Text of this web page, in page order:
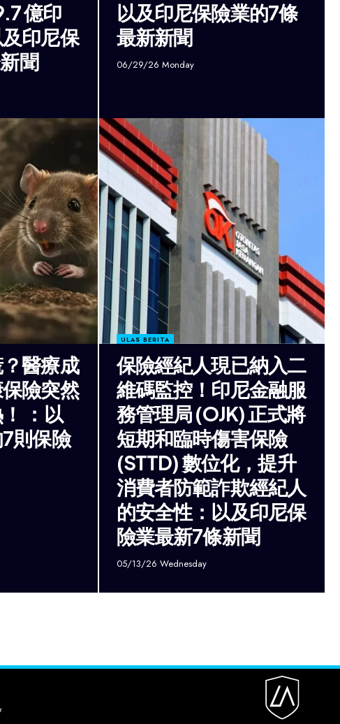
億印
印尼保
聞
以及印尼保險業的7條
最新新聞
06/29/26 Monday
醫療成
險突然
：以
則保險
ULAS BERITA
保險經紀人現已納入二
維碼監控！印尼金融服
務管理局 (OJK) 正式將
短期和臨時傷害保險
(STTD) 數位化，提升
消費者防範詐欺經紀人
的安全性：以及印尼保
險業最新7條新聞
05/13/26 Wednesday